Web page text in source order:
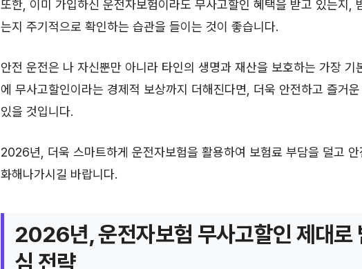
또한, 이미 가입하신 운전자보험이라도 무사고할인 혜택을 받고 있는지,
는지 주기적으로 확인하는 습관을 들이는 것이 좋습니다.
안전 운전은 나 자신뿐만 아니라 타인의 생명과 재산을 보호하는 가장 기
에 무사고할인이라는 경제적 보상까지 더해진다면, 더욱 안전하고 즐거
있을 것입니다.
2026년, 더욱 스마트하게 운전자보험을 활용하여 보험료 부담을 덜고
화해나가시길 바랍니다.
2026년, 운전자보험 무사고할인 제대로
심 전략